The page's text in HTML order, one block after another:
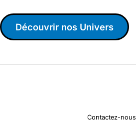
Découvrir nos Univers
Contactez-nous